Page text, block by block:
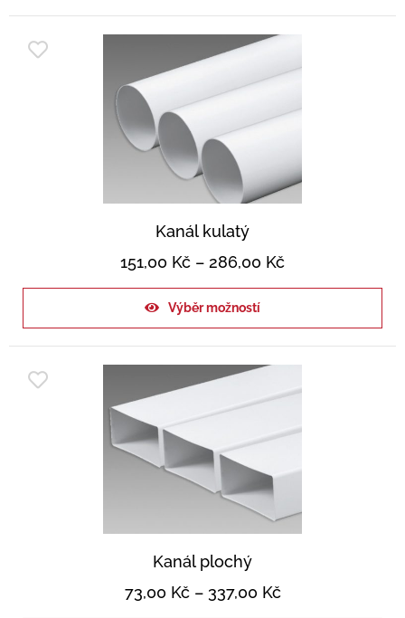
Kanál kulatý
151,00 Kč – 286,00 Kč
Výběr možností
Kanál plochý
73,00 Kč– 337,00 Kč